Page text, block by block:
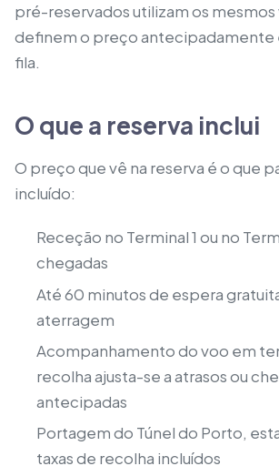
pré-reservados utilizam os mesmos
definem o preço antecipadamente
fila.
O que a reserva inclui
O preço que vê na reserva é o que
incluído:
Receção no Terminal 1 ou no
chegadas
Até 60 minutos de espera
aterragem
Acompanhamento do voo em
recolha ajusta-se a atrasos ou
antecipadas
Portagem do Túnel do Porto,
taxas de recolha incluídos